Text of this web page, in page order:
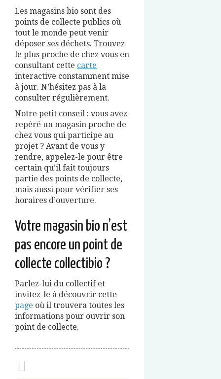
Les magasins bio sont des
points de collecte publics où
tout le monde peut venir
déposer ses déchets. Trouvez
le plus proche de chez vous en
consultant cette carte
interactive constamment mise
à jour. N’hésitez pas à la
consulter régulièrement.
Notre petit conseil : vous avez
repéré un magasin proche de
chez vous qui participe au
projet ? Avant de vous y
rendre, appelez-le pour être
certain qu’il fait toujours
partie des points de collecte,
mais aussi pour vérifier ses
horaires d’ouverture.
Votre magasin bio n’est
pas encore un point de
collecte collectibio ?
Parlez-lui du collectif et
invitez-le à découvrir cette
page où il trouvera toutes les
informations pour ouvrir son
point de collecte.